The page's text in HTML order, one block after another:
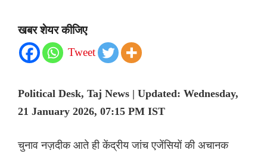
खबर शेयर कीजिए
Tweet
Political Desk, Taj News | Updated: Wednesday,
21 January 2026, 07:15 PM IST
चुनाव नज़दीक आते ही केंद्रीय जांच एजेंसियों की अचानक